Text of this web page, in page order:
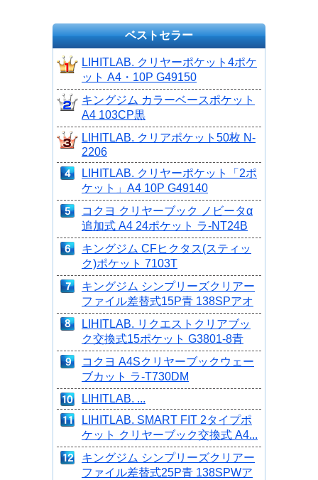
ベストセラー
LIHITLAB. クリヤーポケット4ポケ
ット A4・10P G49150
キングジム カラーベースポケット
A4 103CP黒
LIHITLAB. クリアポケット50枚 N-
2206
LIHITLAB. クリヤーポケット「2ポ
ケット」A4 10P G49140
コクヨ クリヤーブック ノビータα
追加式 A4 24ポケット ラ-NT24B
キングジム CFヒクタス(スティッ
ク)ポケット 7103T
キングジム シンプリーズクリアー
ファイル差替式15P青 138SPアオ
LIHITLAB. リクエストクリアブッ
ク交換式15ポケット G3801-8青
コクヨ A4Sクリヤーブックウェー
ブカット ラ-T730DM
LIHITLAB. ...
LIHITLAB. SMART FIT 2タイプポ
ケット クリヤーブック交換式 A4...
キングジム シンプリーズクリアー
ファイル差替式25P青 138SPWア